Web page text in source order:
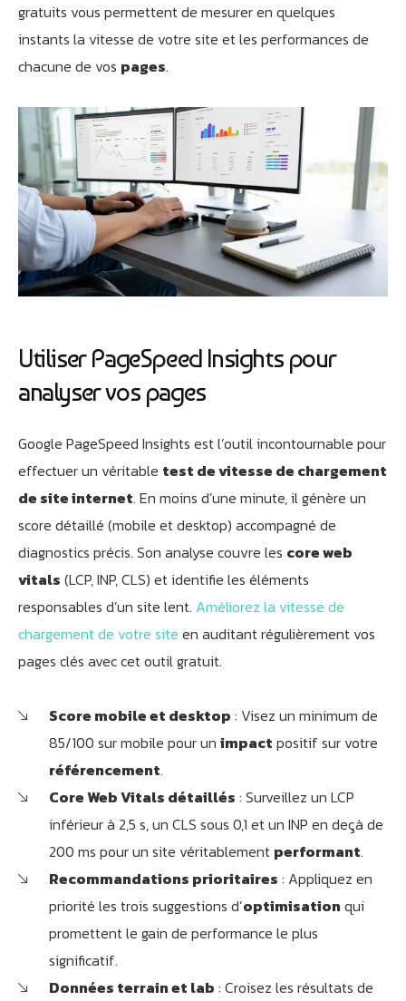
gratuits vous permettent de mesurer en quelques
instants la vitesse de votre site et les performances de
chacune de vos pages.
Utiliser PageSpeed Insights pour
analyser vos pages
Google PageSpeed Insights est l’outil incontournable pour
effectuer un véritable test de vitesse de chargement
de site internet. En moins d’une minute, il génère un
score détaillé (mobile et desktop) accompagné de
diagnostics précis. Son analyse couvre les core web
vitals (LCP, INP, CLS) et identifie les éléments
responsables d’un site lent. Améliorez la vitesse de
chargement de votre site en auditant régulièrement vos
pages clés avec cet outil gratuit.
Score mobile et desktop : Visez un minimum de
85/100 sur mobile pour un impact positif sur votre
référencement.
Core Web Vitals détaillés : Surveillez un LCP
inférieur à 2,5 s, un CLS sous 0,1 et un INP en deçà de
200 ms pour un site véritablement performant.
Recommandations prioritaires : Appliquez en
priorité les trois suggestions d’optimisation qui
promettent le gain de performance le plus
significatif.
Données terrain et lab : Croisez les résultats de
Athobot Assistant IA
Bienvenue chez Athorus Digital
Je suis Athobot, votre assistant digital.